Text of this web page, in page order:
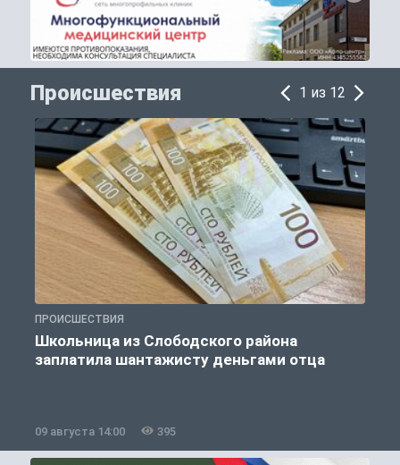
Происшествия 1 из 12
ПРОИСШЕСТВИЯ
Школьница из Слободского района
заплатила шантажисту деньгами отца
09 августа 14:00 395